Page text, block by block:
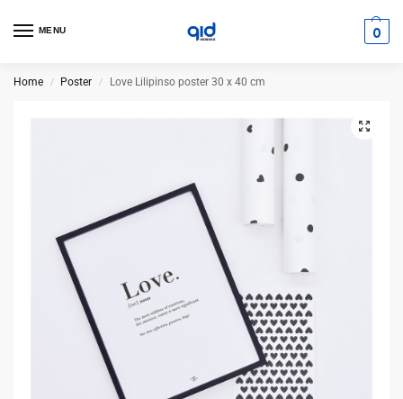
MENU 0
Home / Poster / Love Lilipinso poster 30 x 40 cm